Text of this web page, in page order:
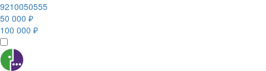
9210050555
50 000 ₽
100 000 ₽